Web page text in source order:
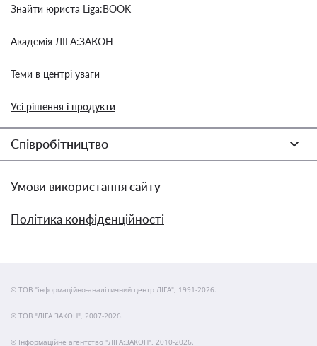
Знайти юриста Liga:BOOK
Академія ЛІГА:ЗАКОН
Теми в центрі уваги
Усі рішення і продукти
Співробітництво
Умови використання сайту
Політика конфіденційності
© ТОВ "інформаційно-аналітичний центр ЛІГА", 1991-2026.
© ТОВ "ЛІГА ЗАКОН", 2007-2026.
© Інформаційне агентство "ЛІГА:ЗАКОН", 2010-2026.